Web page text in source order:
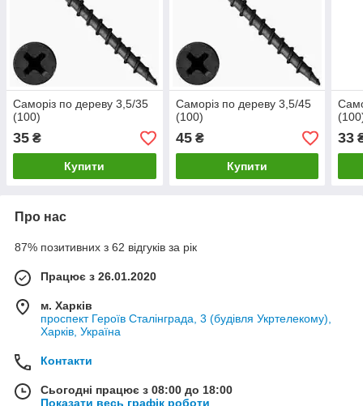
Саморіз по дереву 3,5/35
(100)
35 ₴
Купити
Саморіз по дереву 3,5/45
(100)
45₴
Купити
33
Про нас
87% позитивних з 62 відгуків за рік
Працює з 26.01.2020
м. Харків
проспект Героїв Сталінграда, 3 (будівля Укртелекому),
Харків, Україна
Контакти
Сьогодні працює з 08:00 до 18:00
Показати весь графік роботи